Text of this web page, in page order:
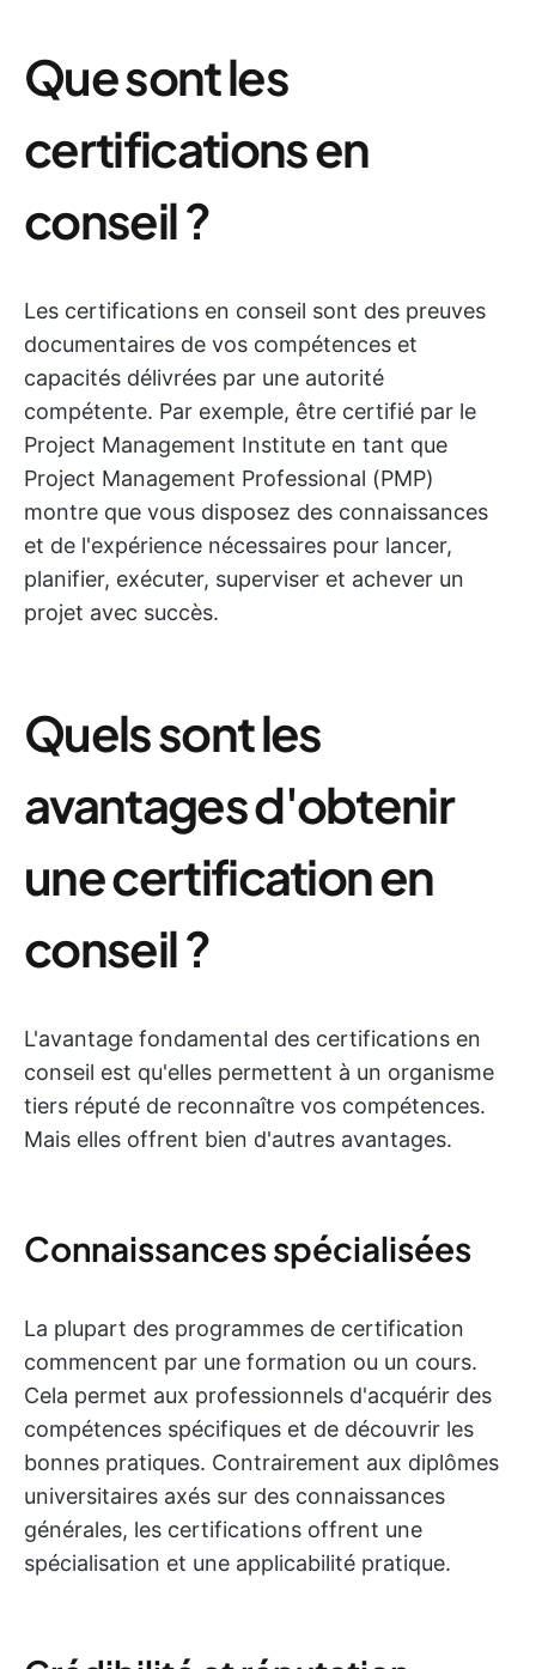
Que sont les
certifications en
conseil ?
Les certifications en conseil sont des preuves
documentaires de vos compétences et
capacités délivrées par une autorité
compétente. Par exemple, être certifié par le
Project Management Institute en tant que
Project Management Professional (PMP)
montre que vous disposez des connaissances
et de l'expérience nécessaires pour lancer,
planifier, exécuter, superviser et achever un
projet avec succès.
Quels sont les
avantages d'obtenir
une certification en
conseil ?
L'avantage fondamental des certifications en
conseil est qu'elles permettent à un organisme
tiers réputé de reconnaître vos compétences.
Mais elles offrent bien d'autres avantages.
Connaissances spécialisées
La plupart des programmes de certification
commencent par une formation ou un cours.
Cela permet aux professionnels d'acquérir des
compétences spécifiques et de découvrir les
bonnes pratiques. Contrairement aux diplômes
universitaires axés sur des connaissances
générales, les certifications offrent une
spécialisation et une applicabilité pratique.